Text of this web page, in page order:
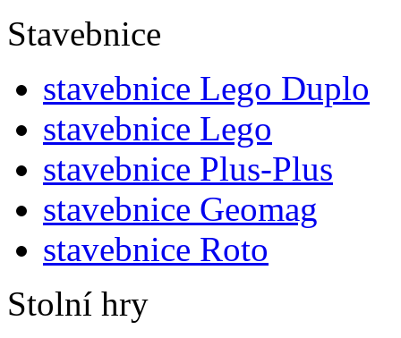
Stavebnice
stavebnice Lego Duplo
stavebnice Lego
stavebnice Plus-Plus
stavebnice Geomag
stavebnice Roto
Stolní hry